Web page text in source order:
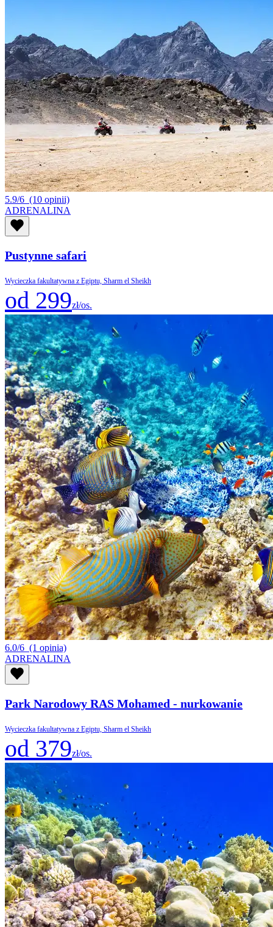
5.9/6 (10 opinii)
ADRENALINA
Pustynne safari
Wycieczka fakultatywna z Egiptu, Sharm el Sheikh
od 299zł/os.
6.0/6 (1 opinia)
ADRENALINA
Park Narodowy RAS Mohamed - nurkowanie
Wycieczka fakultatywna z Egiptu, Sharm el Sheikh
od 379zł/os.